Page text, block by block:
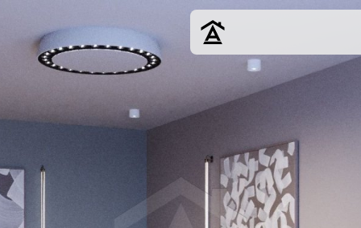
Дизайн
Ремонт
Наши работы
Контакты